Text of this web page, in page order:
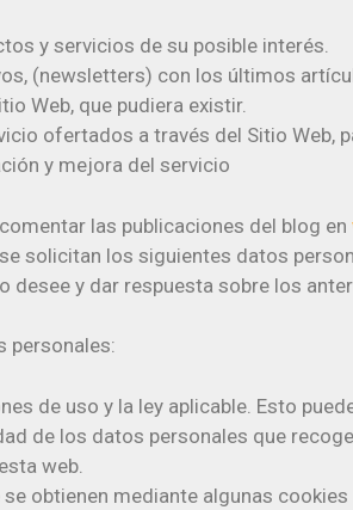
y servicios de su posible interés.
(newsletters) con los últimos
Web, que pudiera existir.
ofertados a través del Sitio Web,
y mejora del servicio
las publicaciones del blog en
solicitan los siguientes datos
y dar respuesta sobre los
personales:
de uso y la ley aplicable. Esto
de los datos personales que recoge.
web.
obtienen mediante algunas